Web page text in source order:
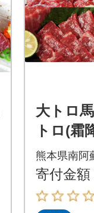
大トロ
トロ(霜
0g)《30
予定(土
熊本県南阿
寄付金額